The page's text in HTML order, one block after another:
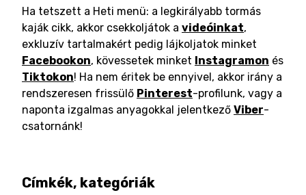
Ha tetszett a Heti menü: a legkirályabb tormás
kaják cikk, akkor csekkoljátok a videóinkat,
exkluzív tartalmakért pedig lájkoljatok minket
Facebookon, kövessetek minket Instagramon és
Tiktokon! Ha nem éritek be ennyivel, akkor irány a
rendszeresen frissülő Pinterest-profilunk, vagy a
naponta izgalmas anyagokkal jelentkező Viber-
csatornánk!
Címkék, kategóriák